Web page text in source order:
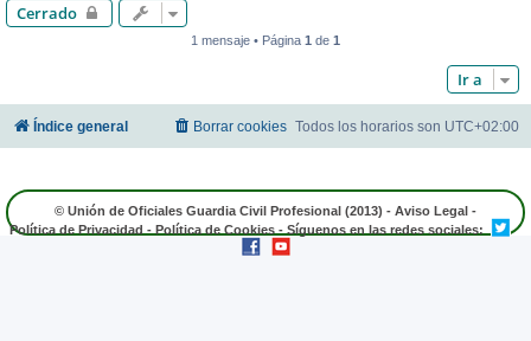
Cerrado
1 mensaje • Página 1 de 1
Ir a
Índice general Todos los horarios son UTC+02:00
Borrar cookies
© Unión de Oficiales Guardia Civil Profesional (2013) - Aviso Legal -
Política de Privacidad - Política de Cookies - Síguenos en las redes sociales: